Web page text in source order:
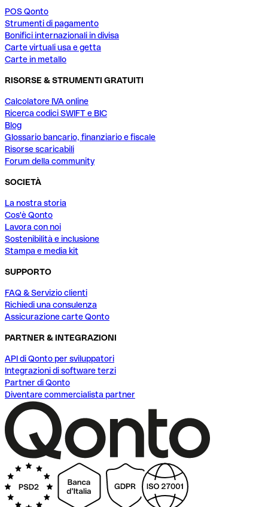
POS Qonto
Strumenti di pagamento
Bonifici internazionali in divisa
Carte virtuali usa e getta
Carte in metallo
RISORSE & STRUMENTI GRATUITI
Calcolatore IVA online
Ricerca codici SWIFT e BIC
Blog
Glossario bancario, finanziario e fiscale
Risorse scaricabili
Forum della community
SOCIETÀ
La nostra storia
Cos'è Qonto
Lavora con noi
Sostenibilità e inclusione
Stampa e media kit
SUPPORTO
FAQ & Servizio clienti
Richiedi una consulenza
Assicurazione carte Qonto
PARTNER & INTEGRAZIONI
API di Qonto per sviluppatori
Integrazioni di software terzi
Partner di Qonto
Diventare commercialista partner